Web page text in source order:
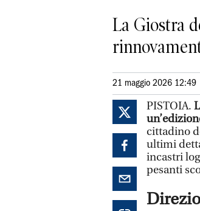
La Giostra
21 maggio 2026 12:49
PISTOIA.
cittadino
ultimi
incastri
pesanti